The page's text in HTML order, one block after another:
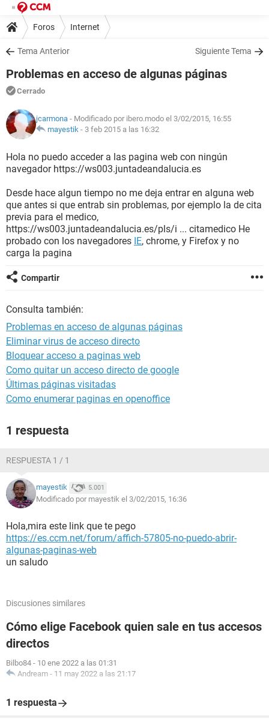
Foros Internet
Tema Anterior Siguiente Tema
Problemas en acceso de algunas páginas
Cerrado
jcarmona - Modificado por ibero.modo el 3/02/2015, 16:55
mayestik - 3 feb 2015 a las 16:32
Hola no puedo acceder a las pagina web con ningún
navegador https://ws003.juntadeandalucia.es
Desde hace algun tiempo no me deja entrar en alguna web
que antes si que entrab sin problemas, por ejemplo la de cita
previa para el medico,
https://ws003.juntadeandalucia.es/pls/i ... citamedico He
probado con los navegadores IE, chrome, y Firefox y no
carga la pagina
Compartir
Consulta también:
Problemas en acceso de algunas páginas
Eliminar virus de acceso directo
Bloquear acceso a paginas web
Como quitar un acceso directo de google
Últimas páginas visitadas
Como enumerar paginas en openoffice
1 respuesta
RESPUESTA 1 / 1
mayestik 5.001
Modificado por mayestik el 3/02/2015, 16:36
Hola,mira este link que te pego
https://es.ccm.net/forum/affich-57805-no-puedo-abrir-
algunas-paginas-web
un saludo
Discusiones similares
Cómo elige Facebook quien sale en tus accesos
directos
Bilbo84 - 10 ene 2022 a las 01:31
Andream - 11 may 2022 a las 21:17
1 respuesta